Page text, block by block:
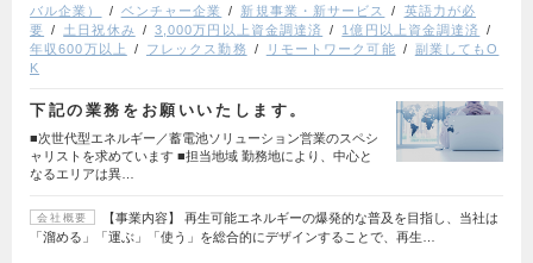
バル企業）
ベンチャー企業 新規事業・新サービス
英語力が必
要
土日祝休み 3,000万円以上資金調達済
1億円以上資金調達済
年収600万以上
フレックス勤務 リモートワーク可能
副業してもO
K
下記の業務をお願いいたします。
■次世代型エネルギー／蓄電池ソリューション営業のスペシ
ャリストを求めています ■担当地域 勤務地により、中心と
なるエリアは異…
会社概要
【事業内容】 再生可能エネルギーの爆発的な普及を目指し、当社は
「溜める」「運ぶ」「使う」を総合的にデザインすることで、再生…